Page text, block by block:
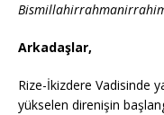
Arkadaşlar,
Rize-İkizdere Vadisinde
yükselen direnişin